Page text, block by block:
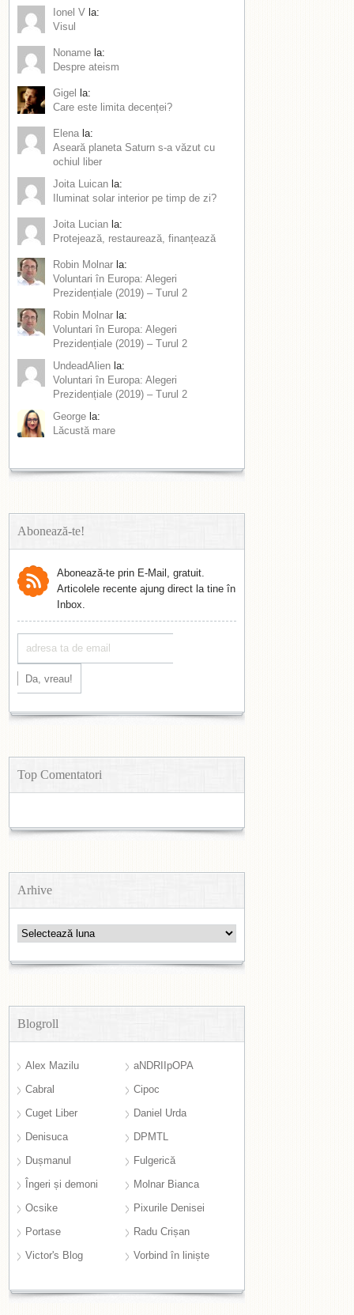
Ionel V la:
Visul
Noname la:
Despre ateism
Gigel
la:
Care este limita decenței?
Elena la:
Aseară planeta Saturn s-a văzut cu
ochiul liber
Joita Luican la:
Iluminat solar interior pe timp de zi?
Joita Lucian la:
Protejează, restaurează, finanțează
Robin Molnar la:
Voluntari în Europa: Alegeri
Prezidențiale (2019) – Turul 2
Robin Molnar la:
Voluntari în Europa: Alegeri
Prezidențiale (2019) – Turul 2
UndeadAlien la:
Voluntari în Europa: Alegeri
Prezidențiale (2019) – Turul 2
George la:
Lăcustă mare
Abonează-te!
Abonează-te prin E-Mail, gratuit.
Articolele recente ajung direct la tine în
Inbox.
Top Comentatori
Arhive
Arhive
Blogroll
Alex Mazilu
aNDRIIpOPA
Cabral
Cipoc
Cuget Liber
Daniel Urda
Denisuca
DPMTL
Dușmanul
Fulgerică
Îngeri și demoni
Molnar Bianca
Ocsike
Pixurile Denisei
Portase
Radu Crișan
Victor's Blog
Vorbind în liniște